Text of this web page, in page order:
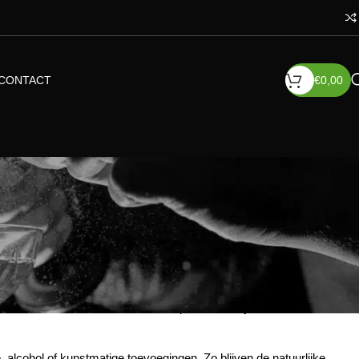
€0,00
achtergrond in gastronomie en productontwikkeling. Hun
de beleving gelijkwaardig blijven aan die van hoogwaardige
basis van elk product.
botanicals. Denk aan kruiden, specerijen en
voor een eigen signatuur. Elk product heeft een duidelijke
en onderscheidend smaakprofiel dat blijft verrassen en zich